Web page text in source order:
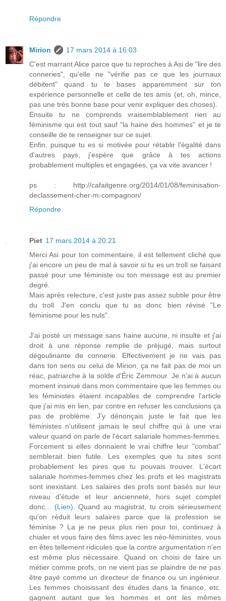
Répondre
Mirion
17 mars 2014 à 16:03
C'est marrant Alice parce que tu reproches à Asi de "lire des
conneries", qu'elle ne "vérifie pas ce que les journaux
débitent" quand tu te bases apparemment sur ton
expérience personnelle et celle de tes amis (et, oh, mince,
pas une très bonne base pour venir expliquer des choses).
Ensuite tu ne comprends vraisemblablement rien au
féminisme qui est tout sauf "la haine des hommes" et je te
conseille de te renseigner sur ce sujet.
Enfin, puisque tu es si motivée pour rétablir l'égalité dans
d'autres pays, j'espère que grâce à tes actions
probablement multiples et engagées, ça va vite avancer !
ps : http://cafaitgenre.org/2014/01/08/feminisation-
declassement-cher-m-compagnon/
Répondre
Piet 17 mars 2014 à 20:21
Merci Asi pour ton commentaire, il est tellement cliché que
j'ai encore un peu de mal à savoir si tu es un troll se faisant
passé pour une féministe ou ton message est au premier
degré.
Mais après relecture, c'est juste pas assez subtile pour être
du troll. J'en conclu que tu as donc bien révisé "Le
féminisme pour les nuls".
J'ai posté un message sans haine aucune, ni insulte et j'ai
droit à une réponse remplie de préjugé, mais surtout
dégoulinante de connerie. Effectivement je ne vais pas
dans ton sens ou celui de Mirion, ça ne fait pas de moi un
réac, patriarche à la solde d'Éric Zemmour. Je n'ai à aucun
moment insinué dans mon commentaire que les femmes ou
les féministes étaient incapables de comprendre l'article
que j'ai mis en lien, par contre en refuser les conclusions ça
pas de problème. J'y dénonçais juste le fait que les
féministes n'utilisent jamais le seul chiffre qui à une vrai
valeur quand on parle de l'écart salariale hommes-femmes.
Forcement si elles donnaient le vrai chiffre leur "combat"
semblerait bien futile. Les exemples que tu sites sont
probablement les pires que tu pouvais trouver. L'écart
salariale hommes-femmes chez les profs et les magistrats
sont inexistant. Les salaires des profs sont basés sur leur
niveau d'étude et leur ancienneté, hors sujet complet
donc... (Lien) . Quand au magistrat, tu crois sérieusement
qu'on réduit leurs salaires parce que la profession se
féminise ? La je ne peux plus rien pour toi, continuez à
chialer et vous faire des films avec les néo-féministes, vous
en êtes tellement ridicules que la contre argumentation n'en
est même plus nécessaire. Quand on choisi de faire un
métier comme profs, on ne vient pas se plaindre de ne pas
être payé comme un directeur de finance ou un ingénieur.
Les femmes choisissant des études dans la finance, etc.
gagnent autant que les hommes et ont les mêmes